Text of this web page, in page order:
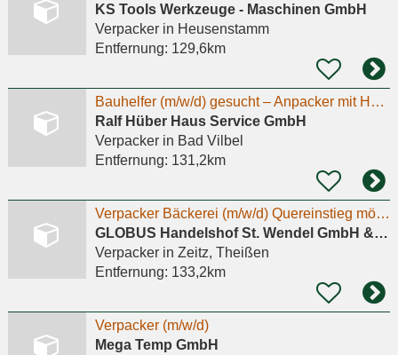
KS Tools Werkzeuge - Maschinen GmbH
Verpackerin Heusenstamm
Entfernung: 129,6km
Bauhelfer (m/w/d) gesucht – Anpacker mit Humor willkommen!
Ralf Hüber Haus Service GmbH
Verpackerin Bad Vilbel
Entfernung: 131,2km
Verpacker Bäckerei (m/w/d) Quereinstieg möglich
GLOBUS Handelshof St. Wendel GmbH & Co. KG Betriebsstätte Theißen
Verpackerin Zeitz, Theißen
Entfernung: 133,2km
Verpacker (m/w/d)
Mega Temp GmbH